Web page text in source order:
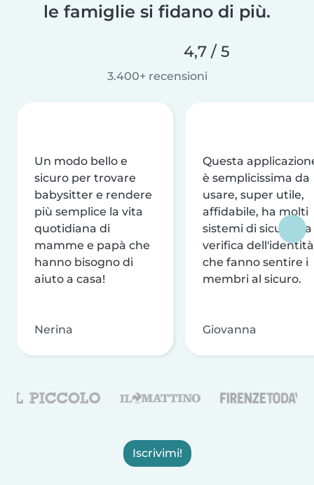
le famiglie si fidano di più.
4,7 / 5
3.400+ recensioni
Un modo bello e
sicuro per trovare
babysitter e rendere
più semplice la vita
quotidiana di
mamme e papà che
hanno bisogno di
aiuto a casa!
Nerina
Questa
è semplicissima da
usare, super utile,
affidabile, ha molti
sistemi di sicurezza
verifica dell'identità
che fanno sentire i
membri al sicuro.
Giovanna
Iscrivimi!